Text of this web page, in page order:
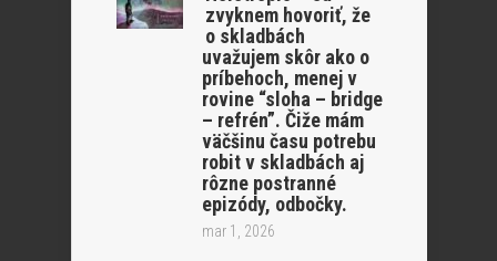
zvyknem hovoriť, že
o skladbách
uvažujem skôr ako o
príbehoch, menej v
rovine “sloha – bridge
– refrén”. Čiže mám
väčšinu času potrebu
robit v skladbách aj
rôzne postranné
epizódy, odbočky.
mar 1, 2026